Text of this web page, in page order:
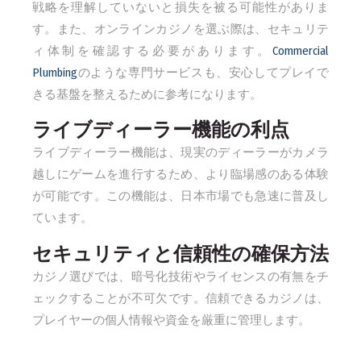
戦略を理解していないと損失を被る可能性がありま
す。また、オンラインカジノを選ぶ際は、セキュリテ
ィ体制を確認する必要があります。 Commercial
Plumbingのような専門サービスも、安心してプレイで
きる基盤を整えるために参考になります。
ライブディーラー機能の利点
ライブディーラー機能は、現実のディーラーがカメラ
越しにゲームを進行するため、より臨場感のある体験
が可能です。この機能は、日本市場でも急速に普及し
ています。
セキュリティと信頼性の確保方法
カジノ選びでは、暗号化技術やライセンスの有無をチ
ェックすることが不可欠です。信頼できるカジノは、
プレイヤーの個人情報や資金を厳重に管理します。